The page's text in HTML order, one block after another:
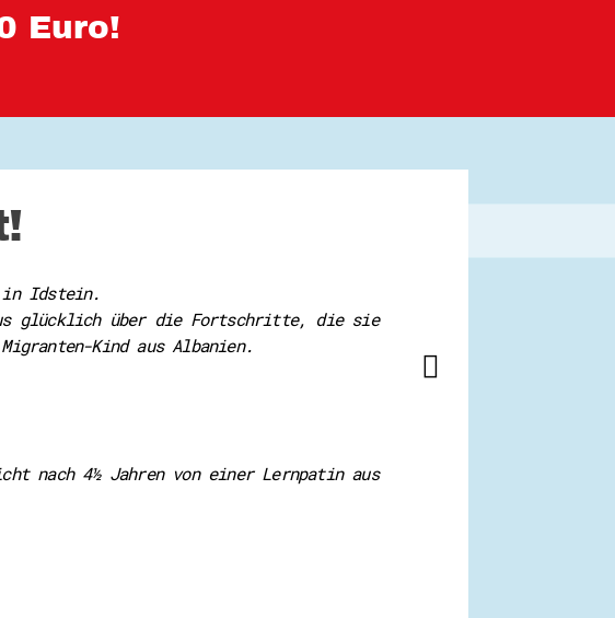
Euro!
in Idstein.
glücklich über die Fortschritte, die sie
Kind aus Albanien.
nach 4½ Jahren von einer Lernpatin aus